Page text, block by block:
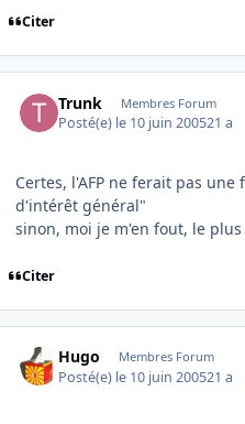
Citer
Trunk Membres Forum
Posté(e) le 10 juin 200521 a
Certes, l'AFP ne ferait pas
d'intérêt général"
sinon, moi je m'en fout, le
Citer
Hugo Membres Forum
Posté(e) le 10 juin 200521 a